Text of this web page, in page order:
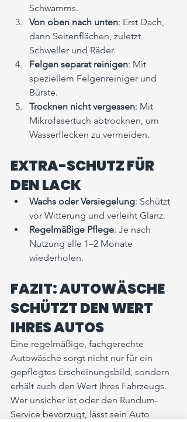
Schwamms.
Von oben nach unten: Erst Dach,
dann Seitenflächen, zuletzt
Schweller und Räder.
Felgen separat reinigen: Mit
speziellem Felgenreiniger und
Bürste.
Trocknen nicht vergessen: Mit
Mikrofasertuch abtrocknen, um
Wasserflecken zu vermeiden.
EXTRA-SCHUTZ FÜR
DEN LACK
Wachs oder Versiegelung: Schützt
vor Witterung und verleiht Glanz.
Regelmäßige Pflege: Je nach
Nutzung alle 1–2 Monate
wiederholen.
FAZIT: AUTOWÄSCHE
SCHÜTZT DEN WERT
IHRES AUTOS
Eine regelmäßige, fachgerechte
Autowäsche sorgt nicht nur für ein
gepflegtes Erscheinungsbild, sondern
erhält auch den Wert Ihres Fahrzeugs.
Wer unsicher ist oder den Rundum-
Service bevorzugt, lässt sein Auto